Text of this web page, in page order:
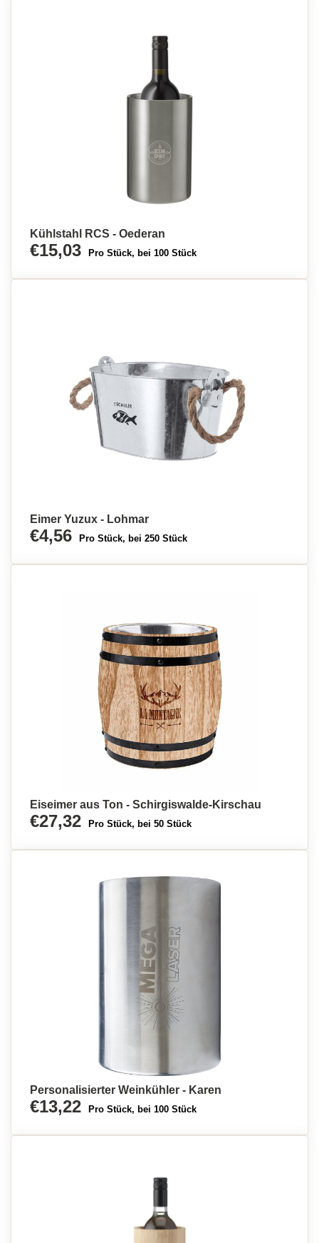
Kühlstahl RCS - Oederan
€15,03 Pro Stück, bei 100 Stück
Eimer Yuzux - Lohmar
€4,56 Pro Stück, bei 250 Stück
Eiseimer aus Ton - Schirgiswalde-Kirschau
€27,32 Pro Stück, bei 50 Stück
Personalisierter Weinkühler - Karen
€13,22 Pro Stück, bei 100 Stück